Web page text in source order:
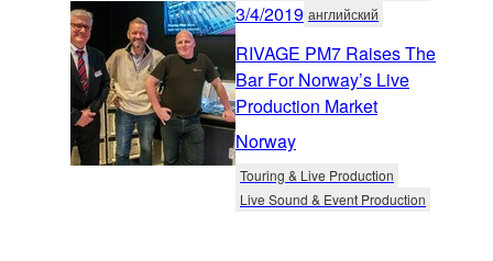
3/4/2019 английский
RIVAGE PM7 Raises The
Bar For Norway’s Live
Production Market
Norway
Touring & Live Production
Live Sound & Event Production